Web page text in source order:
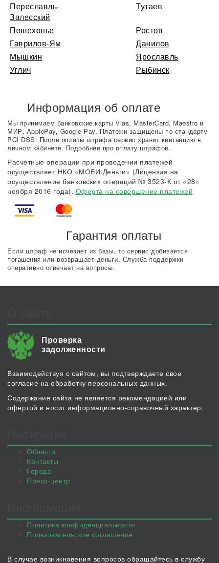
Переславль-
Залесский
Тутаев
Пошехонье
Ростов
Гаврилов-Ям
Данилов
Мышкин
Ярославль
Углич
Рыбинск
Информация об оплате
Мы принимаем банковские карты Vias, MasterCard, Maestro и
МИР, ApplePay, Google Pay. Платежи защищены по стандарту
PCI DSS. После оплаты штрафа сервис хранит квитанцию в
личном кабинете. Подробнее про оплату штрафов.
Расчетные операции при проведении платежей
осуществляет НКО «МОБИ.Деньги» (Лицензия на
осуществление банковских операций № 3523-К от «28»
ноября 2016 года). Оферта на совершение платежей
Гарантия оплаты
Если штраф не исчезает из базы, то сервис добивается
погашения или возвращает деньги. Служба поддержки
оперативно отвечает на вопросы.
Проверка
задолженности
Взаимодействуя с сайтом, вы подтверждаете свое
согласие на обработку персональных данных.
Содержание сайта не является рекомендацией или
офертой и носит информационно-справочный характер.
Области
Контакты
Города
Пресс-центр
Политика конфиденциальности
Пользовательское соглашение
В случае возникновения вопросов обращайтесь в службу